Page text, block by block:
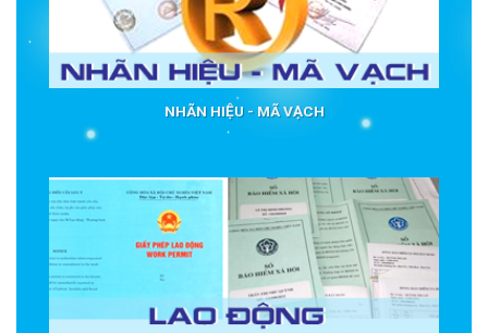
NHÃN HIỆU - MÃ VẠCH